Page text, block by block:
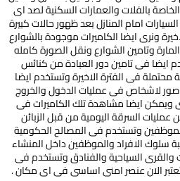
بالفلات والعمارات السكنية لصد اى
امام المنازل بعد ظهور حالات كبيرة
ونرى ايضا الكاميرات موجودة بالشوارع
وتامين الشوارع ونقل الصورة كامله
ايضا فى تامين دور العبادة من كنائس
فى الفترة الاخيرة وتستخدم ايضا
لاشخاص فى عمليات الدخول والخروج
ويمكن ايضا مشاهدة تلك الكاميرات فى
عمليات السرقة اليومية من قبل الزبائن
وتستخدم فى المصالح الحكومية
سلوك الافراد والموظفين داخل المنشاء
السياحية والفنادق وتستخدم فى
الان عنصر امنى اساسى فى اى مكان .